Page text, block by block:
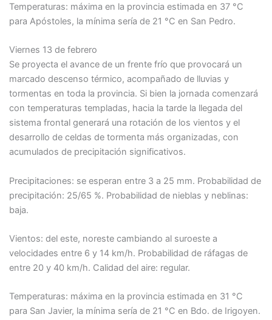
Temperaturas: máxima en la provincia estimada en 37 °C
para Apóstoles, la mínima sería de 21 °C en San Pedro.
Viernes 13 de febrero
Se proyecta el avance de un frente frío que provocará un
marcado descenso térmico, acompañado de lluvias y
tormentas en toda la provincia. Si bien la jornada comenzará
con temperaturas templadas, hacia la tarde la llegada del
sistema frontal generará una rotación de los vientos y el
desarrollo de celdas de tormenta más organizadas, con
acumulados de precipitación significativos.
Precipitaciones: se esperan entre 3 a 25 mm. Probabilidad de
precipitación: 25/65 %. Probabilidad de nieblas y neblinas:
baja.
Vientos: del este, noreste cambiando al suroeste a
velocidades entre 6 y 14 km/h. Probabilidad de ráfagas de
entre 20 y 40 km/h. Calidad del aire: regular.
Temperaturas: máxima en la provincia estimada en 31 °C
para San Javier, la mínima sería de 21 °C en Bdo. de Irigoyen.